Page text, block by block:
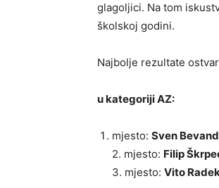
glagoljici. Na tom
školskoj godini.
Najbolje rezultate
u kategoriji AZ:
mjesto: Sven
2. mjesto: Filip
3. mjesto: Vito